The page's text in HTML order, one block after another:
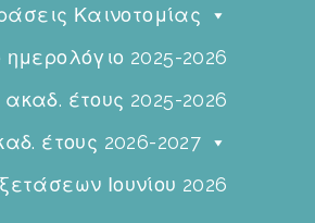
Καινοτομίας
2025-2026
έτους 2025-2026
έτους 2026-2027
Ιουνίου 2026